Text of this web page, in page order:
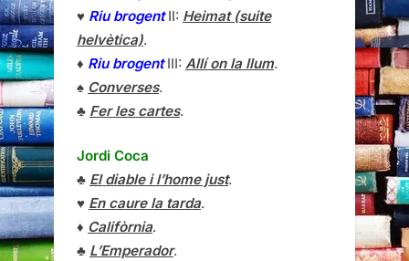
♥ Riu brogentII: Heimat (suite
helvètica).
♦ Riu brogentIII: Allí on la llum.
♠ Converses.
♣ Fer les cartes.
Jordi Coca
♣ El diable i l’home just.
♥ En caure la tarda.
♦ Califòrnia.
♣ L’Emperador.